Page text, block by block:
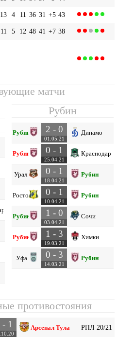
13 4 11 36 31 +5 43
11 5 12 48 41 +7 38
матчи
Рубин
Рубин 2 - 0
01.05.21
Динамо
Рубин 0 - 1
25.04.21
Краснодар
Урал 0 - 1
18.04.21
Рубин
Ростов 0 - 1
10.04.21
Рубин
Рубин 1 - 0
03.04.21
Сочи
Рубин 1 - 3
19.03.21
Химки
Уфа 0 - 3
14.03.21
Рубин
противостояния
- 1 Арсенал Тула РПЛ 20/21